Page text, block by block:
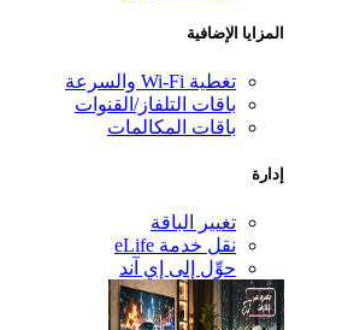
المزايا الإضافية
تغطية Wi-Fi والسرعة
باقات التلفاز/القنوات
باقات المكالمات
إدارة
تغيير الباقة
نقل خدمة eLife
حوِّل إلى إي آند